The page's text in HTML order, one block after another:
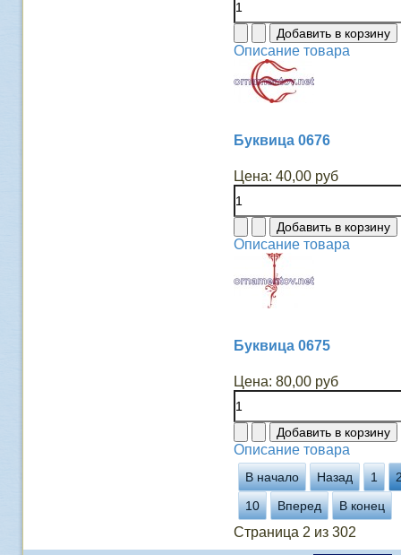
Описание товара
Буквица 0676
Цена: 40,00 руб
Описание товара
Буквица 0675
Цена: 80,00 руб
Описание товара
В начало Назад 1
10
Вперед В конец
Страница 2 из 302